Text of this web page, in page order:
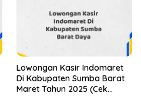
Lowongan Kasir Indomaret
Di Kabupaten Sumba Barat
Maret Tahun 2025 (Cek